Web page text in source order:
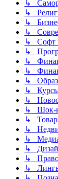
↳
↳
↳
↳
↳ Софт
↳
↳
↳
↳
↳
↳
↳ Шок-
↳
↳
↳ Медиа
↳
↳
↳